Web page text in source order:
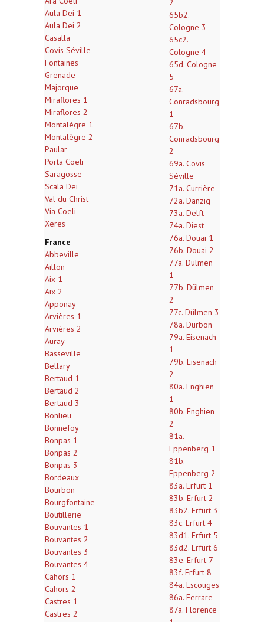
Aula Dei 1
Aula Dei 2
Casalla
Covis Séville
Fontaines
Grenade
Majorque
Miraflores 1
Miraflores 2
Montalègre 1
Montalègre 2
Paular
Porta Coeli
Saragosse
Scala Dei
Val du Christ
Via Coeli
Xeres
France
Abbeville
Aillon
Aix 1
Aix 2
Apponay
Arvières 1
Arvières 2
Auray
Basseville
Bellary
Bertaud 1
Bertaud 2
Bertaud 3
Bonlieu
Bonnefoy
Bonpas 1
Bonpas 2
Bonpas 3
Bordeaux
Bourbon
Bourgfontaine
Boutillerie
Bouvantes 1
Bouvantes 2
Bouvantes 3
Bouvantes 4
Cahors 1
Cahors 2
Castres 1
Castres 2
2
65b2.
Cologne 3
65c2.
Cologne 4
65d. Cologne
5
67a.
Conradsbourg
1
67b.
Conradsbourg
2
69a. Covis
Séville
71a. Currière
72a. Danzig
73a. Delft
74a. Diest
76a. Douai 1
76b. Douai 2
77a. Dülmen
1
77b. Dülmen
2
77c. Dülmen 3
78a. Durbon
79a. Eisenach
1
79b. Eisenach
2
80a. Enghien
1
80b. Enghien
2
81a.
Eppenberg 1
81b.
Eppenberg 2
83a. Erfurt 1
83b. Erfurt 2
83b2. Erfurt 3
83c. Erfurt 4
83d1. Erfurt 5
83d2. Erfurt 6
83e. Erfurt 7
83f. Erfurt 8
84a. Escouges
86a. Ferrare
87a. Florence